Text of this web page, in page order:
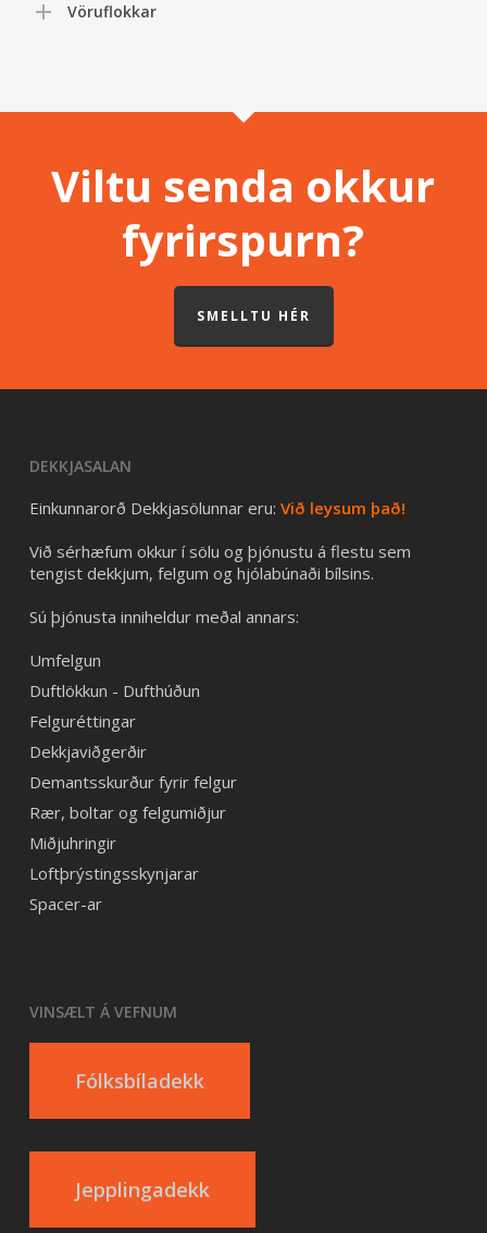
Vöruflokkar
Viltu senda okkur
fyrirspurn?
SMELLTU HÉR
DEKKJASALAN
Einkunnarorð Dekkjasölunnar eru: Við leysum það!
Við sérhæfum okkur í sölu og þjónustu á flestu sem
tengist dekkjum, felgum og hjólabúnaði bílsins.
Sú þjónusta inniheldur meðal annars:
Umfelgun
Duftlökkun - Dufthúðun
Felguréttingar
Dekkjaviðgerðir
Demantsskurður fyrir felgur
Rær, boltar og felgumiðjur
Miðjuhringir
Loftþrýstingsskynjarar
Spacer-ar
VINSÆLT Á VEFNUM
Fólksbíladekk
Jepplingadekk